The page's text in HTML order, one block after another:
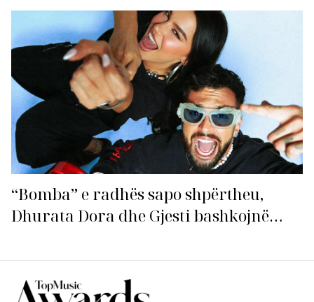
“Bomba” e radhës sapo shpërtheu,
Dhurata Dora dhe Gjesti bashkojnë